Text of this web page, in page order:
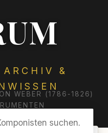
&
WEBER (1786-1826)